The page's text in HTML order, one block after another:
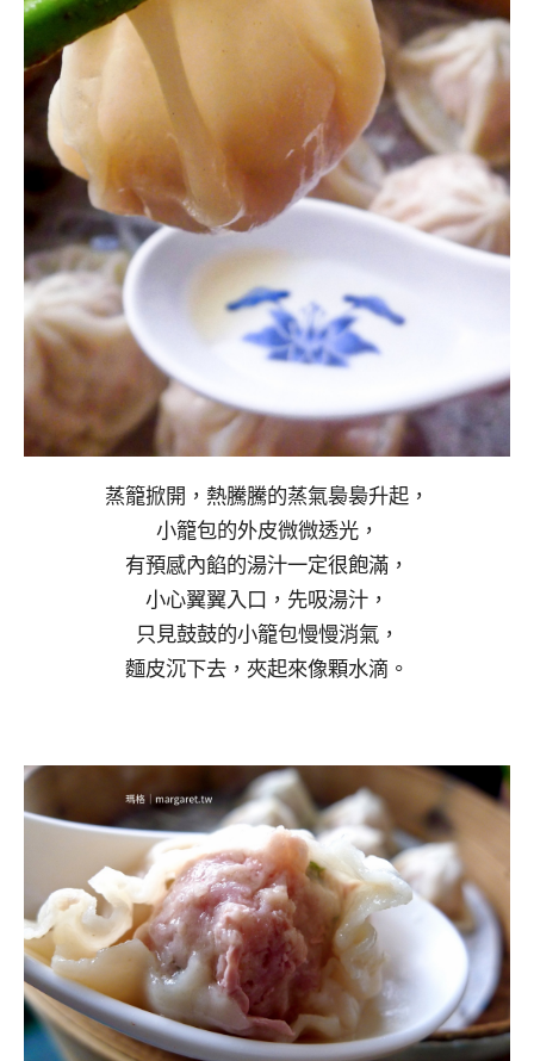
蒸籠掀開，熱騰騰的蒸氣裊裊升起，
小籠包的外皮微微透光，
有預感內餡的湯汁一定很飽滿，
小心翼翼入口，先吸湯汁，
只見鼓鼓的小籠包慢慢消氣，
麵皮沉下去，夾起來像顆水滴。